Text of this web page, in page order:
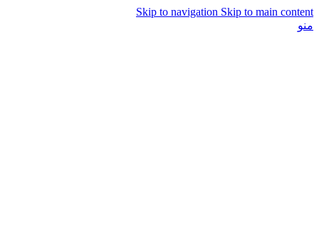
Skip to navigation Skip to main content
منو